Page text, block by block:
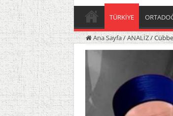
TÜRKİYE
Ana Sayfa/ANALİZ/